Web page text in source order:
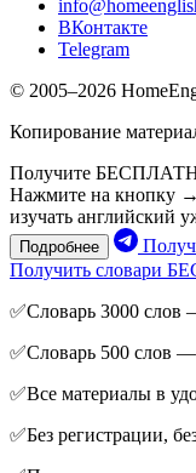
ВКонтакте
Telegram
© 2005–2026
Копирование
Получите
Нажмите на кнопку
изучать английский
Подробнее
Получить словари
✅Словарь 3000 слов
✅Словарь 500 слов
✅Все материалы в
✅Без регистрации,